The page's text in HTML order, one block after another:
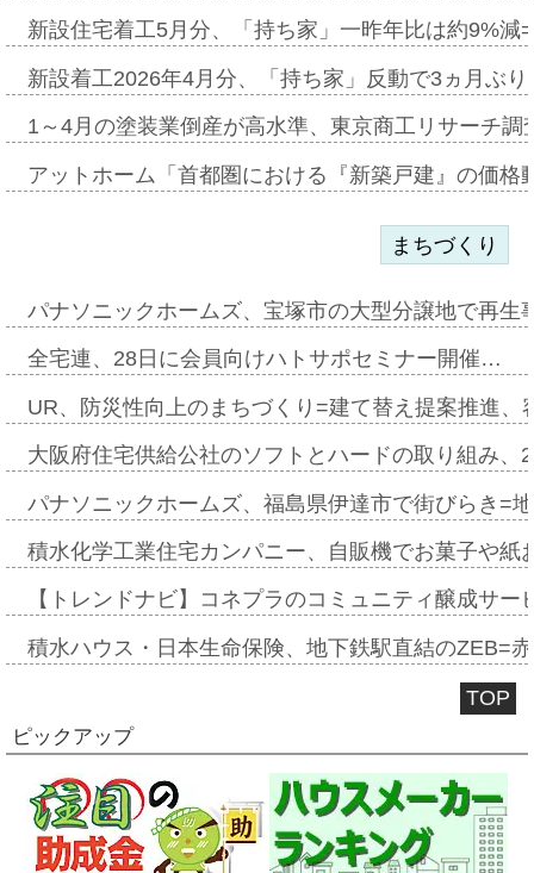
新設住宅着工5月分、「持ち家」一昨年比は約9%
新設着工2026年4月分、「持ち家」反動で3ヵ月ぶ
1～4月の塗装業倒産が高水準、東京商工リサーチ
アットホーム「首都圏における『新築戸建』の価
まちづくり
パナソニックホームズ、宝塚市の大型分譲地で再
全宅連、28日に会員向けハトサポセミナー開催…
UR、防災性向上のまちづくり=建て替え提案推進
大阪府住宅供給公社のソフトとハードの取り組み
パナソニックホームズ、福島県伊達市で街びらき=
積水化学工業住宅カンパニー、自販機でお菓子や
【トレンドナビ】コネプラのコミュニティ醸成サ
積水ハウス・日本生命保険、地下鉄駅直結のZEB=
TOP
ピックアップ